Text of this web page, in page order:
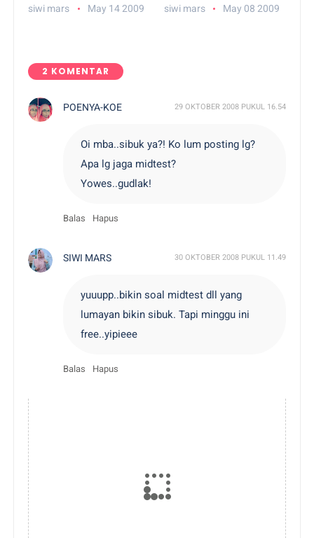
siwi mars May 14 2009 siwi mars May 08 2009
2 KOMENTAR
POENYA-KOE 29 OKTOBER 2008 PUKUL 16.54
Oi mba..sibuk ya?! Ko lum posting lg?
Apa lg jaga midtest?
Yowes..gudlak!
Balas Hapus
SIWI MARS 30 OKTOBER 2008 PUKUL 11.49
yuuupp..bikin soal midtest dll yang
lumayan bikin sibuk. Tapi minggu ini
free..yipieee
Balas Hapus